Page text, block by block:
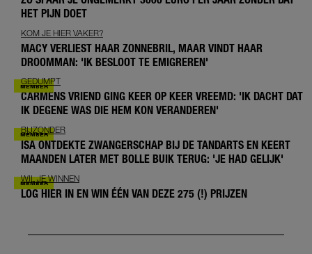
HET PIJN DOET
KOM JE HIER VAKER?
MACY VERLIEST HAAR ZONNEBRIL, MAAR VINDT HAAR
DROOMMAN: 'IK BESLOOT TE EMIGREREN'
GEDUMPT
CARMENS VRIEND GING KEER OP KEER VREEMD: 'IK DACHT DAT
IK DEGENE WAS DIE HEM KON VERANDEREN'
BIJZONDER
ISA ONTDEKTE ZWANGERSCHAP BIJ DE TANDARTS EN KEERT
MAANDEN LATER MET BOLLE BUIK TERUG: 'JE HAD GELIJK'
WIL JE WINNEN
LOG HIER IN EN WIN ÉÉN VAN DEZE 275 (!) PRIJZEN